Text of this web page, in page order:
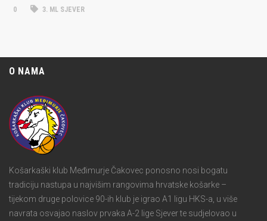
0 3. ML SJEVER
O NAMA
Košarkaški klub Međimurje Čakovec ponosno nosi bogatu
tradiciju nastupa u najvišim rangovima hrvatske košarke –
tijekom druge polovice 90-ih klub je igrao A1 ligu HKS-a, u više
navrata osvajao naslov prvaka A-2 lige Sjever te sudjelovao u